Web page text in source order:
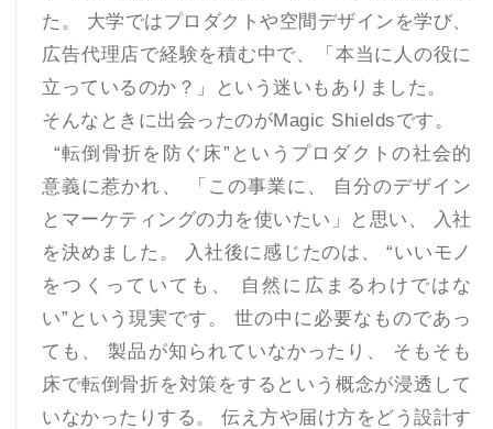
た。 大学ではプロダクトや空間デザインを学び、
広告代理店で経験を積む中で、「本当に人の役に
立っているのか？」という迷いもありました。
そんなときに出会ったのがMagic Shieldsです。
“転倒骨折を防ぐ床”というプロダクトの社会的
意義に惹かれ、 「この事業に、 自分のデザイン
とマーケティングの力を使いたい」と思い、 入社
を決めました。 入社後に感じたのは、 “いいモノ
をつくっていても、 自然に広まるわけではな
い”という現実です。 世の中に必要なものであっ
ても、 製品が知られていなかったり、 そもそも
床で転倒骨折を対策をするという概念が浸透して
いなかったりする。 伝え方や届け方をどう設計す